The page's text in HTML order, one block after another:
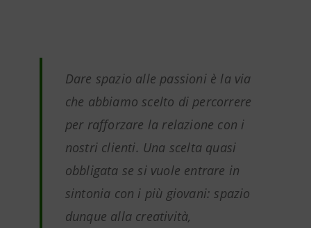
Dare spazio alle passioni è la via
che abbiamo scelto di percorrere
per rafforzare la relazione con i
nostri clienti. Una scelta quasi
obbligata se si vuole entrare in
sintonia con i più giovani: spazio
dunque alla creatività,